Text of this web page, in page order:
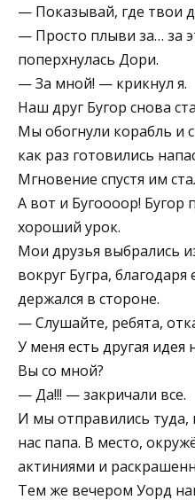
— Показывай, где твои
— Просто плыви за… за
поперхнулась Дори.
— За мной! — крикнул я.
Наш друг Бугор снова
Мы обогнули корабль и
как раз готовились
Мгновение спустя им
А вот и Бугоооор! Бугор
хороший урок.
Мои друзья выбрались
вокруг Бугра,
держался в стороне.
— Слушайте, ребята,
У меня есть другая идея
Вы со мной?
— Да!!! — закричали все.
И мы отправились туда,
нас папа. В место,
актиниями и
Тем же вечером Уорд